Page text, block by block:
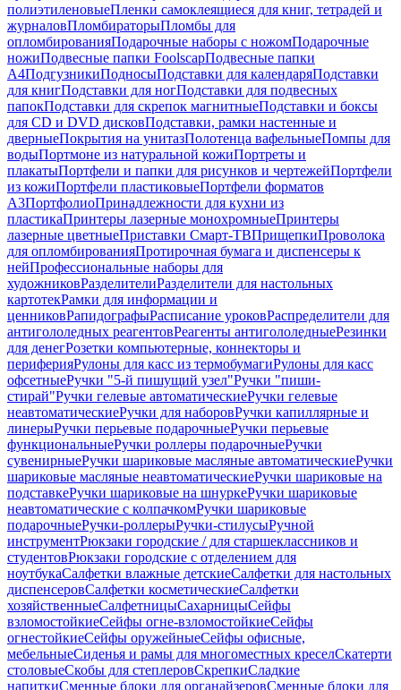
полиэтиленовыеПленки самоклеящиеся для книг, тетрадей и
журналовПломбираторыПломбы для
опломбированияПодарочные наборы с ножомПодарочные
ножиПодвесные папки FoolscapПодвесные папки
А4ПодгузникиПодносыПодставки для календаряПодставки
для книгПодставки для ногПодставки для подвесных
папокПодставки для скрепок магнитныеПодставки и боксы
для CD и DVD дисковПодставки, рамки настенные и
дверныеПокрытия на унитазПолотенца вафельныеПомпы для
водыПортмоне из натуральной кожиПортреты и
плакатыПортфели и папки для рисунков и чертежейПортфели
из кожиПортфели пластиковыеПортфели форматов
А3ПортфолиоПринадлежности для кухни из
пластикаПринтеры лазерные монохромныеПринтеры
лазерные цветныеПриставки Смарт-ТВПрищепкиПроволока
для опломбированияПротирочная бумага и диспенсеры к
нейПрофессиональные наборы для
художниковРазделителиРазделители для настольных
картотекРамки для информации и
ценниковРапидографыРасписание уроковРаспределители для
антигололедных реагентовРеагенты антигололедныеРезинки
для денегРозетки компьютерные, коннекторы и
периферияРулоны для касс из термобумагиРулоны для касс
офсетныеРучки "5-й пишущий узел"Ручки "пиши-
стирай"Ручки гелевые автоматическиеРучки гелевые
неавтоматическиеРучки для наборовРучки капиллярные и
линерыРучки перьевые подарочныеРучки перьевые
функциональныеРучки роллеры подарочныеРучки
сувенирныеРучки шариковые масляные автоматическиеРучки
шариковые масляные неавтоматическиеРучки шариковые на
подставкеРучки шариковые на шнуркеРучки шариковые
неавтоматические с колпачкомРучки шариковые
подарочныеРучки-роллерыРучки-стилусыРучной
инструментРюкзаки городские / для старшеклассников и
студентовРюкзаки городские с отделением для
ноутбукаСалфетки влажные детскиеСалфетки для настольных
диспенсеровСалфетки косметическиеСалфетки
хозяйственныеСалфетницыСахарницыСейфы
взломостойкиеСейфы огне-взломостойкиеСейфы
огнестойкиеСейфы оружейныеСейфы офисные,
мебельныеСиденья и рамы для многоместных креселСкатерти
столовыеСкобы для степлеровСкрепкиСладкие
напиткиСменные блоки для органайзеровСменные блоки для